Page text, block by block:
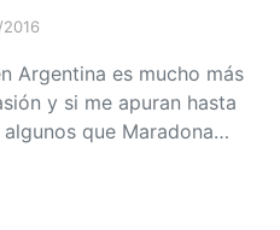
Argentina es mucho más
y si me apuran hasta
que Maradona…